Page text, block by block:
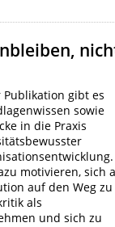
Publikation gibt es
sowie
in die Praxis
motivieren, sich
auf den Weg zu
als
und sich zu